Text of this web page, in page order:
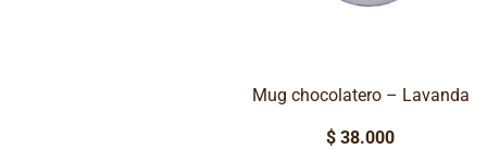
Mug chocolatero – Lavanda
$ 38.000